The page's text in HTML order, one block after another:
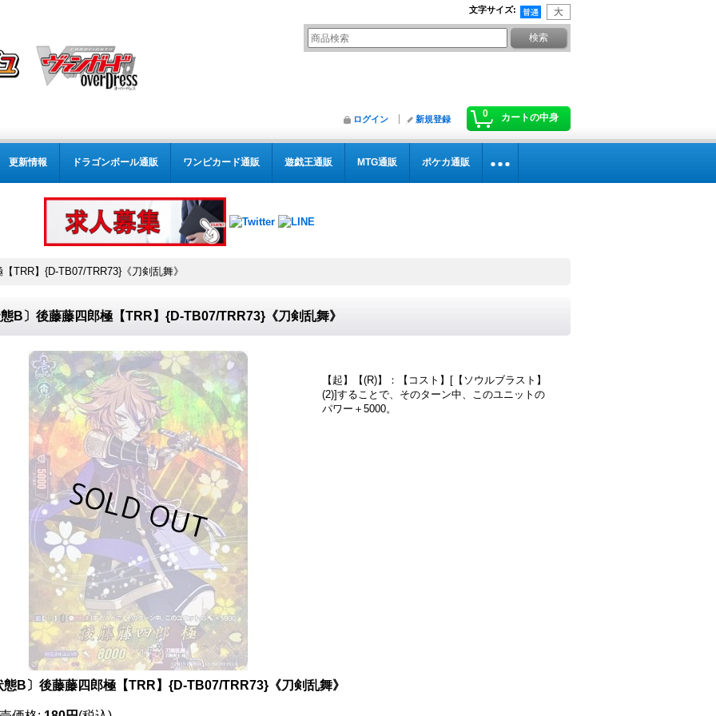
文字サイズ:
0 カートの中身
ログイン 新規登録
更新情報 ドラゴンボール通販 ワンピカード通販 遊戯王通販 MTG通販 ポケカ通販
TRR】{D-TB07/TRR73}《刀剣乱舞》
B〕後藤藤四郎極【TRR】{D-TB07/TRR73}《刀剣乱舞》
【起】【(R)】：【コスト】[【ソウルブラスト】
(2)]することで、そのターン中、このユニットの
パワー＋5000。
態B〕後藤藤四郎極【TRR】{D-TB07/TRR73}《刀剣乱舞》